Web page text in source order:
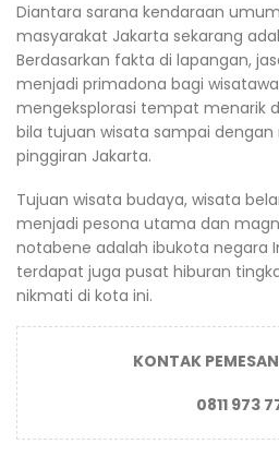
Diantara sarana kendaraan
masyarakat Jakarta sekarang
Berdasarkan fakta di lapangan,
menjadi primadona bagi
mengeksplorasi tempat menarik
bila tujuan wisata sampai
pinggiran Jakarta.
Tujuan wisata budaya, wisata
menjadi pesona utama dan
notabene adalah ibukota negara
terdapat juga pusat hiburan
nikmati di kota ini.
KONTAK
0811 973